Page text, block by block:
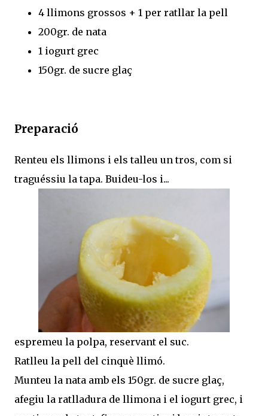
4 llimons grossos + 1 per ratllar la pell
200gr. de nata
1 iogurt grec
150gr. de sucre glaç
Preparació
Renteu els llimons i els talleu un tros, com si
traguéssiu la tapa. Buideu-los i...
espremeu la polpa, reservant el suc.
Ratlleu la pell del cinquè llimó.
Munteu la nata amb els 150gr. de sucre glaç,
afegiu la ratlladura de llimona i el iogurt grec, i